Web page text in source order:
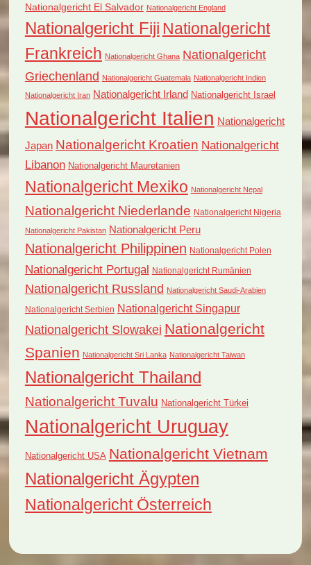
Nationalgericht El Salvador Nationalgericht England
Nationalgericht Fiji Nationalgericht
Frankreich Nationalgericht Ghana Nationalgericht
Griechenland Nationalgericht Guatemala Nationalgericht Indien
Nationalgericht Iran Nationalgericht Irland Nationalgericht Israel
Nationalgericht Italien Nationalgericht
Japan Nationalgericht Kroatien Nationalgericht
Libanon Nationalgericht Mauretanien
Nationalgericht Mexiko Nationalgericht Nepal
Nationalgericht Niederlande Nationalgericht Nigeria
Nationalgericht Pakistan Nationalgericht Peru
Nationalgericht Philippinen Nationalgericht Polen
Nationalgericht Portugal Nationalgericht Rumänien
Nationalgericht Russland Nationalgericht Saudi-Arabien
Nationalgericht Serbien Nationalgericht Singapur
Nationalgericht Slowakei Nationalgericht
Spanien Nationalgericht Sri Lanka Nationalgericht Taiwan
Nationalgericht Thailand
Nationalgericht Tuvalu Nationalgericht Türkei
Nationalgericht Uruguay
Nationalgericht USA Nationalgericht Vietnam
Nationalgericht Ägypten
Nationalgericht Österreich